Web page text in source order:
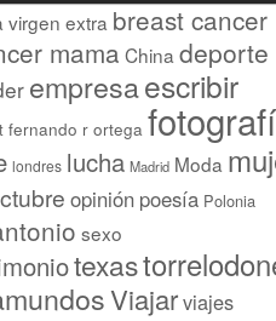
virgen extra breast cancer
mama China deporte
empresaescribir
fernando r ortega
londres lucha Madrid Moda
opinión poesía Polonia
sexo
texas
Viajarviajes